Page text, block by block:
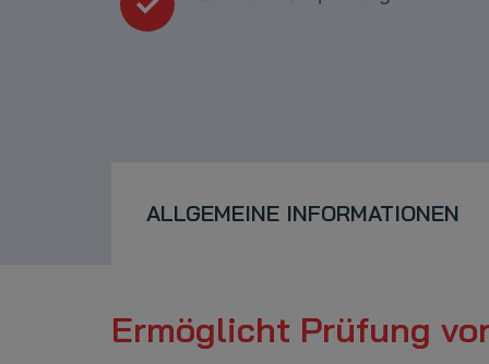
ALLGEMEINE INFORMATIONEN
Ermöglicht Prüfung